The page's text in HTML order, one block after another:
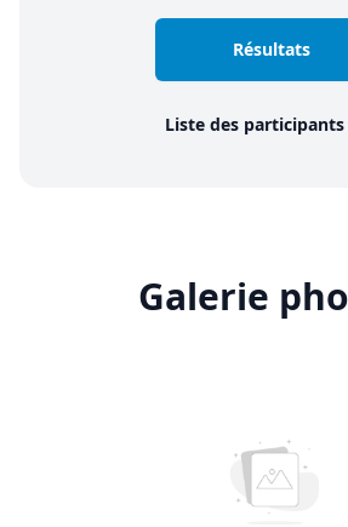
Résultats
Liste des participants
Galerie